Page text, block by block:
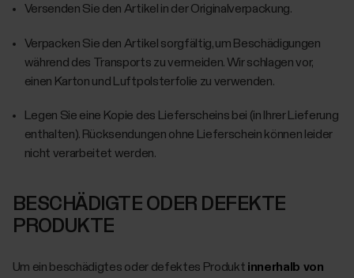
Versenden Sie den Artikel in der Originalverpackung.
Verpacken Sie den Artikel sorgfältig, um Beschädigungen
während des Transports zu vermeiden. Wir schlagen vor,
einen Karton und Luftpolsterfolie zu verwenden.
Legen Sie eine Kopie des Lieferscheins bei (in Ihrer Lieferung
enthalten). Rücksendungen ohne Lieferschein können leider
nicht verarbeitet werden.
BESCHÄDIGTE ODER DEFEKTE
PRODUKTE
Um ein beschädigtes oder defektes Produkt innerhalb von